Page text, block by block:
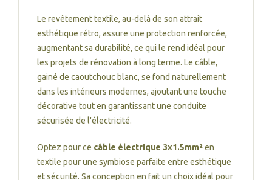
Le revêtement textile, au-delà de son attrait
esthétique rétro, assure une protection renforcée,
augmentant sa durabilité, ce qui le rend idéal pour
les projets de rénovation à long terme. Le câble,
gainé de caoutchouc blanc, se fond naturellement
dans les intérieurs modernes, ajoutant une touche
décorative tout en garantissant une conduite
sécurisée de l'électricité.
Optez pour ce câble électrique 3x1.5mm²en
textile pour une symbiose parfaite entre esthétique
et sécurité. Sa conception en fait un choix idéal pour